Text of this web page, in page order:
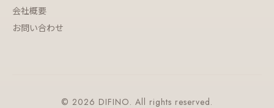
会社概要
お問い合わせ
© 2026 DIFINO. All rights reserved.